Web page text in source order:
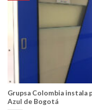
Grupsa Colombia instala
Azul de Bogotá